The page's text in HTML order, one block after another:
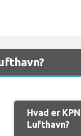
Hvad er
Lufthavn?